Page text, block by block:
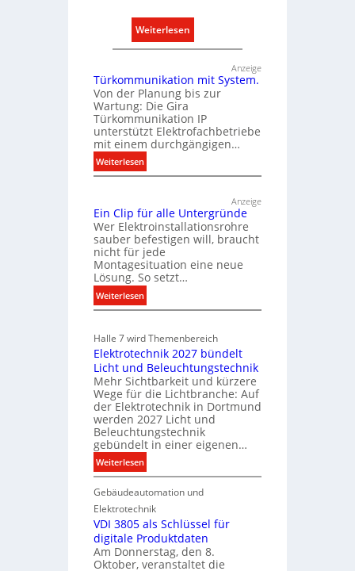
i
t
n
d
r
m
m
o
i
n
w
i
r
t
s
c
a
f
Weiterlesen:
T
r
k
m
m
n
k
a
t
i
m
t
S
y
s
t
e
m
Anzeige
Türkommunikation mit System.
Von der Planung bis zur
Wartung: Die Gira
Türkommunikation IP
unterstützt Elektrofachbetriebe
mit einem durchgängigen…
Weiterlesen:
T
k
o
m
m
u
n
i
a
t
o
n
m
i
t
S
y
s
t
e
m
.
Anzeige
Ein Clip für alle Untergründe
Wer Elektroinstallationsrohre
sauber befestigen will, braucht
nicht für jede
Montagesituation eine neue
Lösung. So setzt…
Weiterlesen:
E
n
C
i
p
f
ü
r
a
l
l
e
U
n
t
e
Halle 7 wird Themenbereich
Elektrotechnik 2027 bündelt
Licht und Beleuchtungstechnik
Mehr Sichtbarkeit und kürzere
Wege für die Lichtbranche: Auf
der Elektrotechnik in Dortmund
werden 2027 Licht und
Beleuchtungstechnik
gebündelt in einer eigenen…
Weiterlesen:
E
l
e
k
t
r
o
Gebäudeautomation und
Elektrotechnik
VDI 3805 als Schlüssel für
digitale Produktdaten
Am Donnerstag, den 8.
Oktober, veranstaltet die